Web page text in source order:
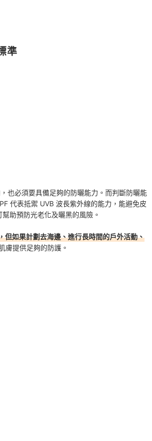
準
也必須要具備足夠的防曬能力。而判斷防曬能
代表抵禦 UVB 波長紫外線的能力，能避免皮
助預防光老化及曬黑的風險。
如果計劃去海邊、進行長時間的戶外活動、
膚提供足夠的防護。